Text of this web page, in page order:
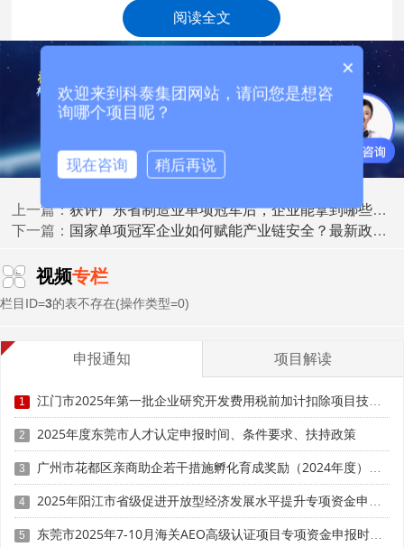
• 多省对新认定省级冠军给予50–200万元奖励(如浙江
100万、山东80万);
• 优先推荐申报国家单项冠军、专精特新“小巨人”。
三、跃升路径二：突破“全球前三”市占率 —— 数据怎
么证明?
这是“隐形冠军”跃升的最大难点。2025年工信部明确可
接受以下 五类权威佐证材料：
1. 国际行业协会/权威咨询机构报告(如Gartner、IDC、
Wood Mackenzie等);
3. 上市公司公告或全球供应链名录(如苹果、特斯拉、
西门子供应商名录);
4. 第三方审计机构出具的全球市场占有率专项报告;
5. 主导产品参与制定国际标准+全球应用案例证明。
专家建议：提前1–2年布局数据收集，与行业协会、咨
阅读全文
上一篇：获评广东省制造业单项冠军后，企业能拿到哪些实打实的政策扶持？
下一篇： 国家单项冠军企业如何赋能产业链安全？最新政策背后的国家战略深意
视频专栏
栏目ID=3的表不存在(操作类型=0)
申报通知 项目解读
1 江门市2025年第一批企业研究开发费用税前加计扣除项目技术鉴定申报时间、条件要求
2 2025年度东莞市人才认定申报时间、条件要求、扶持政策
3 广州市花都区亲商助企若干措施孵化育成奖励（2024年度）申报时间、条件要求、补助奖励
4 2025年阳江市省级促进开放型经济发展水平提升专项资金申报时间、条件要求、补助奖励
5 东莞市2025年7-10月海关AEO高级认证项目专项资金申报时间、条件要求、扶持奖励
×
欢迎来到科泰集团网站，请问您是想咨
询哪个项目呢？
现在咨询 稍后再说